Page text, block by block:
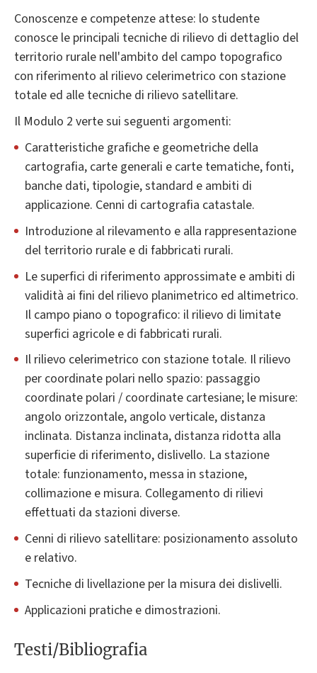
Conoscenze e competenze attese: lo studente
conosce le principali tecniche di rilievo di dettaglio del
territorio rurale nell'ambito del campo topografico
con riferimento al rilievo celerimetrico con stazione
totale ed alle tecniche di rilievo satellitare.
Il Modulo 2 verte sui seguenti argomenti:
Caratteristiche grafiche e geometriche della
cartografia, carte generali e carte tematiche, fonti,
banche dati, tipologie, standard e ambiti di
applicazione. Cenni di cartografia catastale.
Introduzione al rilevamento e alla rappresentazione
del territorio rurale e di fabbricati rurali.
Le superfici di riferimento approssimate e ambiti di
validità ai fini del rilievo planimetrico ed altimetrico.
Il campo piano o topografico: il rilievo di limitate
superfici agricole e di fabbricati rurali.
Il rilievo celerimetrico con stazione totale. Il rilievo
per coordinate polari nello spazio: passaggio
coordinate polari / coordinate cartesiane; le misure:
angolo orizzontale, angolo verticale, distanza
inclinata. Distanza inclinata, distanza ridotta alla
superficie di riferimento, dislivello. La stazione
totale: funzionamento, messa in stazione,
collimazione e misura. Collegamento di rilievi
effettuati da stazioni diverse.
Cenni di rilievo satellitare: posizionamento assoluto
e relativo.
Tecniche di livellazione per la misura dei dislivelli.
Applicazioni pratiche e dimostrazioni.
Testi/Bibliografia